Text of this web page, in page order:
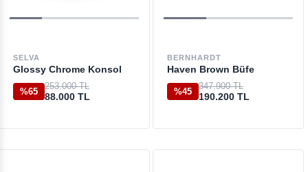
SELVA
Glossy Chrome Konsol
%65
253.000 TL
88.000 TL
BERNHARDT
Haven Brown Büfe
%45
347.900 TL
190.200 TL